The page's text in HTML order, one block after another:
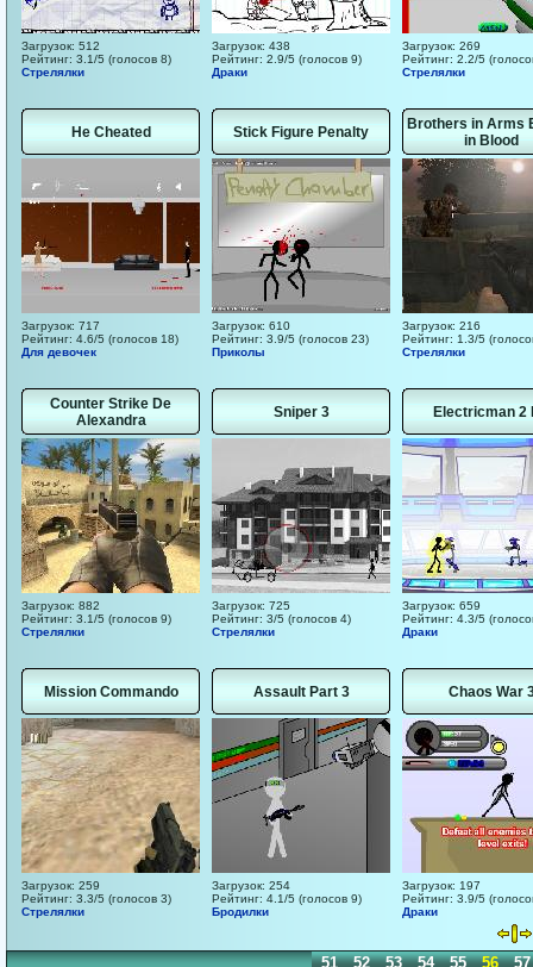
Загрузок: 512
Рейтинг: 3.1/5 (голосов 8)
Стрелялки
Загрузок: 438
Рейтинг: 2.9/5 (голосов 9)
Драки
Загрузок: 269
Рейтинг: 2.2/5
Стрелялки
He Cheated
Загрузок: 717
Рейтинг: 4.6/5 (голосов 18)
Для девочек
Stick Figure Penalty
Загрузок: 610
Рейтинг: 3.9/5 (голосов 23)
Приколы
Brothers in Arms
in Blood
Загрузок: 216
Рейтинг: 1.3/5
Стрелялки
Counter Strike De
Alexandra
Загрузок: 882
Рейтинг: 3.1/5 (голосов 9)
Стрелялки
Sniper 3
Загрузок: 725
Рейтинг: 3/5 (голосов 4)
Стрелялки
Electricman 2
Загрузок: 659
Рейтинг: 4.3/5
Драки
Mission Commando
Загрузок: 259
Рейтинг: 3.3/5 (голосов 3)
Стрелялки
Assault Part 3
Загрузок: 254
Рейтинг: 4.1/5 (голосов 9)
Бродилки
Chaos War
Загрузок: 197
Рейтинг: 3.9/5
Драки
41 42 43 44 45 46 47 48 49 50 51 52 53 54 55 56 57